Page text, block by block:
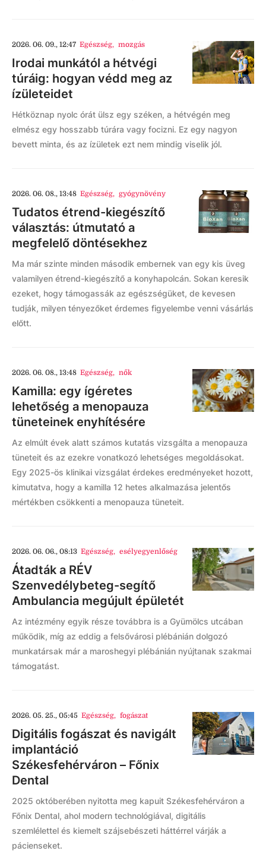
2026. 06. 09., 12:47 Egészség, mozgás
Irodai munkától a hétvégi
túráig: hogyan védd meg az
ízületeidet
Hétköznap nyolc órát ülsz egy széken, a hétvégén meg
elmész egy hosszabb túrára vagy focizni. Ez egy nagyon
bevett minta, és az ízületek ezt nem mindig viselik jól.
2026. 06. 08., 13:48 Egészség, gyógynövény
Tudatos étrend-kiegészítő
választás: útmutató a
megfelelő döntésekhez
Ma már szinte minden második embernek van egy kis üveg
valamilyen étrend-kiegészítő a konyhapolcán. Sokan keresik
ezeket, hogy támogassák az egészségüket, de kevesen
tudják, milyen tényezőket érdemes figyelembe venni vásárlás
előtt.
2026. 06. 08., 13:48 Egészség, nők
Kamilla: egy ígéretes
lehetőség a menopauza
tüneteinek enyhítésére
Az elmúlt évek alatt számos kutatás vizsgálta a menopauza
tüneteit és az ezekre vonatkozó lehetséges megoldásokat.
Egy 2025-ös klinikai vizsgálat érdekes eredményeket hozott,
kimutatva, hogy a kamilla 12 hetes alkalmazása jelentős
mértékben csökkenti a menopauza tüneteit.
2026. 06. 06., 08:13 Egészség, esélyegyenlőség
Átadták a RÉV
Szenvedélybeteg-segítő
Ambulancia megújult épületét
Az intézmény egyik része továbbra is a Gyümölcs utcában
működik, míg az eddig a felsővárosi plébánián dolgozó
munkatársak már a maroshegyi plébánián nyújtanak szakmai
támogatást.
2026. 05. 25., 05:45 Egészség, fogászat
Digitális fogászat és navigált
implantáció
Székesfehérváron – Főnix
Dental
2025 októberében nyitotta meg kapuit Székesfehérváron a
Főnix Dental, ahol modern technológiával, digitális
szemlélettel és kiemelt szájsebészeti háttérrel várják a
pácienseket.